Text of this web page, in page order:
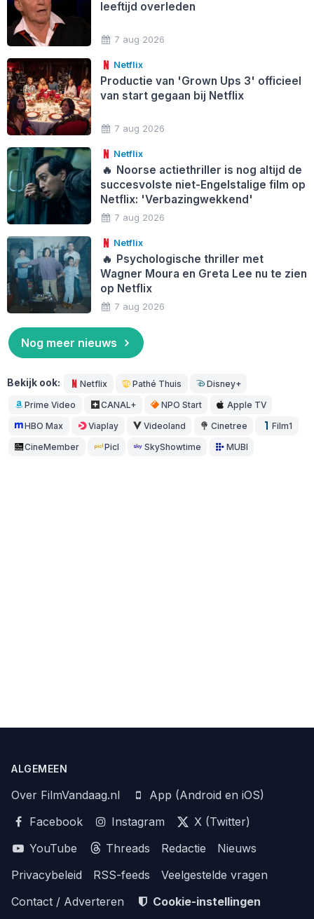
leeftijd overleden
7 aug 2026
Netflix
Productie van 'Grown Ups 3' officieel
van start gegaan bij Netflix
7 aug 2026
Netflix
🔥 Noorse actiethriller is nog altijd de
succesvolste niet-Engelstalige film op
Netflix: 'Verbazingwekkend'
7 aug 2026
Netflix
🔥 Psychologische thriller met
Wagner Moura en Greta Lee nu te zien
op Netflix
7 aug 2026
Nog meer nieuws
Bekijk ook: Netflix Pathé Thuis Disney+
Prime Video CANAL+ NPO Start Apple TV
HBO Max Viaplay Videoland Cinetree Film1
CineMember Picl SkyShowtime MUBI
ALGEMEEN
Over FilmVandaag.nl
App (Android en iOS)
Facebook
Instagram
X (Twitter)
YouTube
Threads Redactie
Nieuws
Privacybeleid
RSS-feeds
Veelgestelde vragen
Contact / Adverteren
Cookie-instellingen